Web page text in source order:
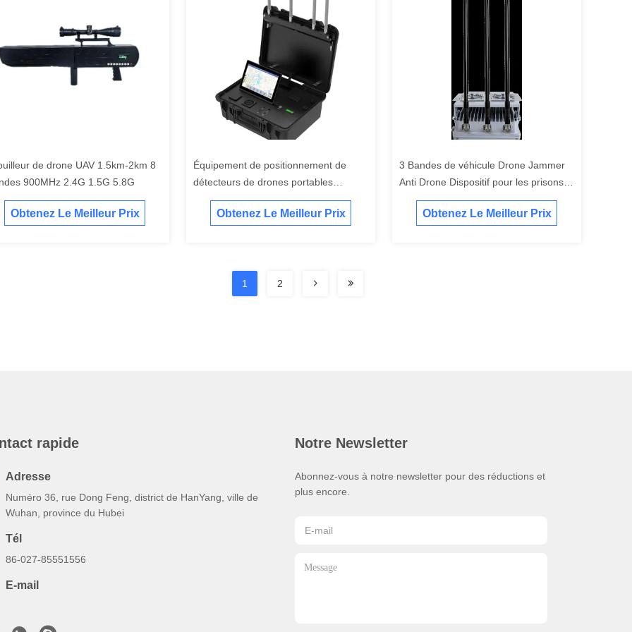
de drone UAV 1.5km-2km 8
900MHz 2.4G 1.5G 5.8G
Obtenez Le Meilleur Prix
Équipement de positionnement de
détecteurs de drones portables
Détecteurs de drones Défense
Obtenez Le Meilleur Prix
3 Bandes de véhicule Drone Jammer
Anti Drone Dispositif pour les prisons
gouvernement
Obtenez Le Meilleur Prix
1 2
rapide
Adresse
Numéro 36, rue Dong Feng, district de HanYang, ville de
Wuhan, province du Hubei
Tél
86-027-85551556
E-mail
Notre Newsletter
Abonnez-vous à notre newsletter pour des réductions et
plus encore.